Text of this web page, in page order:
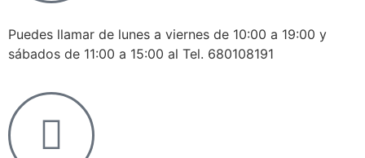
Puedes llamar de lunes a viernes de 10:00 a 19:00 y
sábados de 11:00 a 15:00 al Tel. 680108191